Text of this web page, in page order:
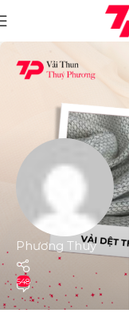
Phương Thuý
548